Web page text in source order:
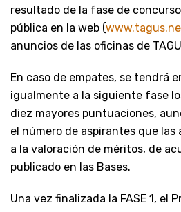
resultado de la fase de
pública en la web (
anuncios de las oficinas de
En caso de empates, se tendrá
igualmente a la siguiente fase
diez mayores puntuaciones,
el número de aspirantes que las
a la valoración de méritos, de
publicado en las Bases.
Una vez finalizada la FASE 1, el